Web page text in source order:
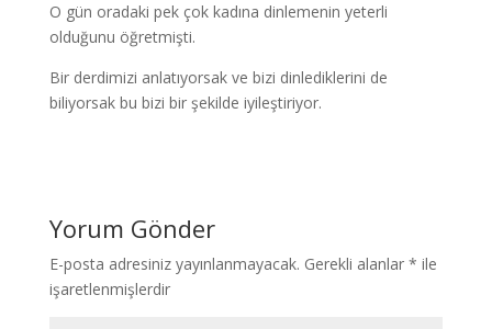
O gün oradaki pek çok kadına dinlemenin yeterli
olduğunu öğretmişti.
Bir derdimizi anlatıyorsak ve bizi dinlediklerini de
biliyorsak bu bizi bir şekilde iyileştiriyor.
Yorum Gönder
E-posta adresiniz yayınlanmayacak. Gerekli alanlar * ile
işaretlenmişlerdir